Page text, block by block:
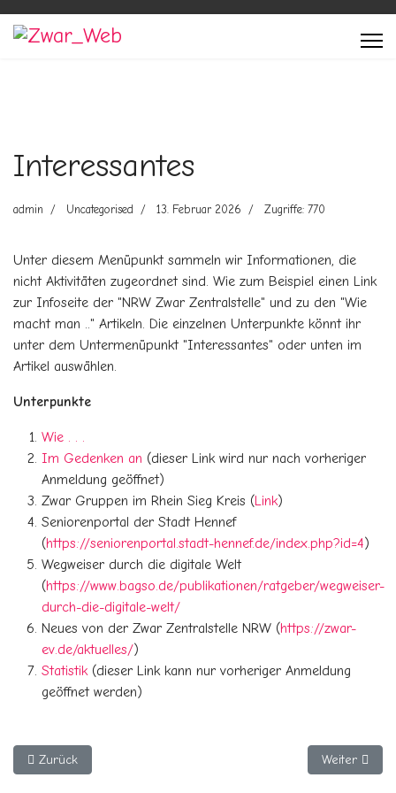
Interessantes
admin Uncategorised 13. Februar 2026 Zugriffe: 770
Unter diesem Menüpunkt sammeln wir Informationen, die
nicht Aktivitäten zugeordnet sind. Wie zum Beispiel einen Link
zur Infoseite der "NRW Zwar Zentralstelle" und zu den "Wie
macht man .." Artikeln. Die einzelnen Unterpunkte könnt ihr
unter dem Untermenüpunkt "Interessantes" oder unten im
Artikel auswählen.
Unterpunkte
Wie . . .
Im Gedenken an (dieser Link wird nur nach vorheriger
Anmeldung geöffnet)
Zwar Gruppen im Rhein Sieg Kreis (Link)
Seniorenportal der Stadt Hennef
(https://seniorenportal.stadt-hennef.de/index.php?id=4)
Wegweiser durch die digitale Welt
(https://www.bagso.de/publikationen/ratgeber/wegweiser-
durch-die-digitale-welt/
Neues von der Zwar Zentralstelle NRW (https://zwar-
ev.de/aktuelles/)
Statistik (dieser Link kann nur vorheriger Anmeldung
geöffnet werden)
Vorheriger Beitrag: Zwar Gruppen innerhalb des Rhein Sieg
Zurück Nächster
Weiter